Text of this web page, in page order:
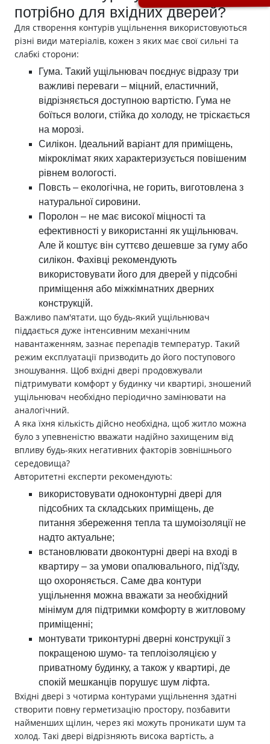
потрібно для вхідних дверей?
Для створення контурів ущільнення використовуються
різні види матеріалів, кожен з яких має свої сильні та
слабкі сторони:
Гума. Такий ущільнювач поєднує відразу три
важливі переваги – міцний, еластичний,
відрізняється доступною вартістю. Гума не
боїться вологи, стійка до холоду, не тріскається
на морозі.
Силікон. Ідеальний варіант для приміщень,
мікроклімат яких характеризується повішеним
рівнем вологості.
Повсть – екологічна, не горить, виготовлена з
натуральної сировини.
Поролон – не має високої міцності та
ефективності у використанні як ущільнювач.
Але й коштує він суттєво дешевше за гуму або
силікон. Фахівці рекомендують
використовувати його для дверей у підсобні
приміщення або міжкімнатних дверних
конструкцій.
Важливо пам'ятати, що будь-який ущільнювач
піддається дуже інтенсивним механічним
навантаженням, зазнає перепадів температур. Такий
режим експлуатації призводить до його поступового
зношування. Щоб вхідні двері продовжували
підтримувати комфорт у будинку чи квартирі, зношений
ущільнювач необхідно періодично замінювати на
аналогічний.
А яка їхня кількість дійсно необхідна, щоб житло можна
було з упевненістю вважати надійно захищеним від
впливу будь-яких негативних факторів зовнішнього
середовища?
Авторитетні експерти рекомендують:
використовувати одноконтурні двері для
підсобних та складських приміщень, де
питання збереження тепла та шумоізоляції не
надто актуальне;
встановлювати двоконтурні двері на вході в
квартиру – за умови опалювального, під'їзду,
що охороняється. Саме два контури
ущільнення можна вважати за необхідний
мінімум для підтримки комфорту в житловому
приміщенні;
монтувати триконтурні дверні конструкції з
покращеною шумо- та теплоізоляцією у
приватному будинку, а також у квартирі, де
спокій мешканців порушує шум ліфта.
Вхідні двері з чотирма контурами ущільнення здатні
створити повну герметизацію простору, позбавити
найменших щілин, через які можуть проникати шум та
холод. Такі двері відрізняють висока вартість, а